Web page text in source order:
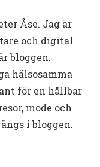
Åse. Jag är
och digital
bloggen.
hälsosamma
för en hållbar
mode och
i bloggen.